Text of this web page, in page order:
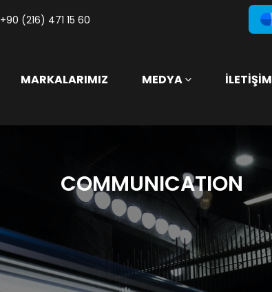
+90 (216) 471 15 60
MARKALARIMIZ MEDYA İLETİŞİM
COMMUNICATION